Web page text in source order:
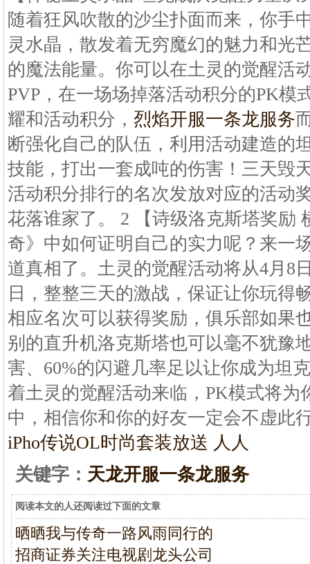
随着狂风吹散的沙尘扑面而来，你手
灵水晶，散发着无穷魔幻的魅力和光
的魔法能量。你可以在土灵的觉醒活
PVP，在一场场掉落活动积分的PK模
耀和活动积分， 烈焰开服一条龙服务
断强化自己的队伍，利用活动建造的
技能，打出一套成吨的伤害！三天毁
活动积分排行的名次发放对应的活动
花落谁家了。 2 【诗级洛克斯塔奖励
奇》中如何证明自己的实力呢？来一
道真相了。土灵的觉醒活动将从4月8
日，整整三天的激战，保证让你玩得
相应名次可以获得奖励，俱乐部如果
别的直升机洛克斯塔也可以毫不犹豫
害、60%的闪避几率足以让你成为坦
着土灵的觉醒活动来临，PK模式将为
中，相信你和你的好友一定会不虚此
iPho传说OL时尚套装放送 人人
关键字： 天龙开服一条龙服务
阅读本文的人还阅读过下面的文章
晒晒我与传奇一路风雨同行的
招商证券关注电视剧龙头公司